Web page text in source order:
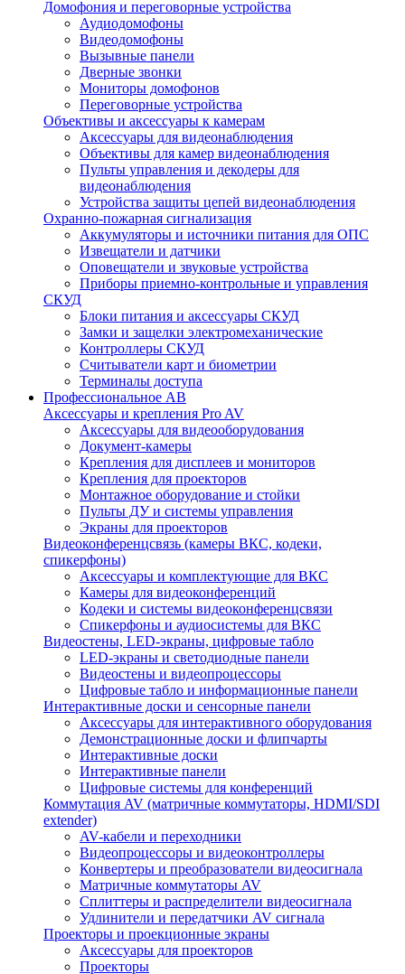
Домофония и переговорные устройства
Аудиодомофоны
Видеодомофоны
Вызывные панели
Дверные звонки
Мониторы домофонов
Переговорные устройства
Объективы и аксессуары к камерам
Аксессуары для видеонаблюдения
Объективы для камер видеонаблюдения
Пульты управления и декодеры для
видеонаблюдения
Устройства защиты цепей видеонаблюдения
Охранно-пожарная сигнализация
Аккумуляторы и источники питания для ОПС
Извещатели и датчики
Оповещатели и звуковые устройства
Приборы приемно-контрольные и управления
СКУД
Блоки питания и аксессуары СКУД
Замки и защелки электромеханические
Контроллеры СКУД
Считыватели карт и биометрии
Терминалы доступа
Профессиональное АВ
Аксессуары и крепления Pro AV
Аксессуары для видеооборудования
Документ-камеры
Крепления для дисплеев и мониторов
Крепления для проекторов
Монтажное оборудование и стойки
Пульты ДУ и системы управления
Экраны для проекторов
Видеоконференцсвязь (камеры ВКС, кодеки,
спикерфоны)
Аксессуары и комплектующие для ВКС
Камеры для видеоконференций
Кодеки и системы видеоконференцсвязи
Спикерфоны и аудиосистемы для ВКС
Видеостены, LED-экраны, цифровые табло
LED-экраны и светодиодные панели
Видеостены и видеопроцессоры
Цифровые табло и информационные панели
Интерактивные доски и сенсорные панели
Аксессуары для интерактивного оборудования
Демонстрационные доски и флипчарты
Интерактивные доски
Интерактивные панели
Цифровые системы для конференций
Коммутация AV (матричные коммутаторы, HDMI/SDI
extender)
AV-кабели и переходники
Видеопроцессоры и видеоконтроллеры
Конвертеры и преобразователи видеосигнала
Матричные коммутаторы AV
Сплиттеры и распределители видеосигнала
Удлинители и передатчики AV сигнала
Проекторы и проекционные экраны
Аксессуары для проекторов
Проекторы